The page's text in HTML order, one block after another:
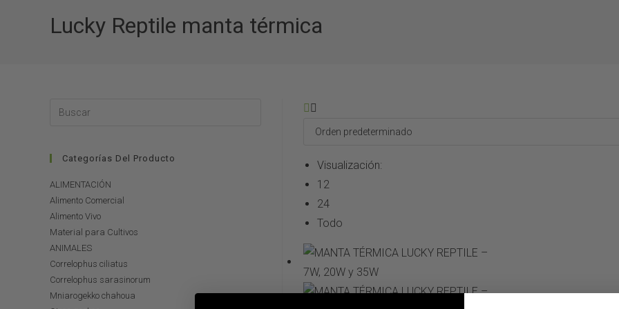
Lucky Reptile manta térmica
Visualización:
12
24
Todo
Categorías Del Producto
ALIMENTACIÓN
Alimento Comercial
Alimento Vivo
Material para Cultivos
ANIMALES
Correlophus ciliatus
Correlophus sarasinorum
Mniarogekko chahoua